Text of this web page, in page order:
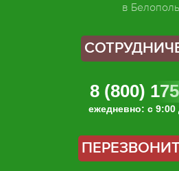
в
8 (800)
ежедневно: с 9:00